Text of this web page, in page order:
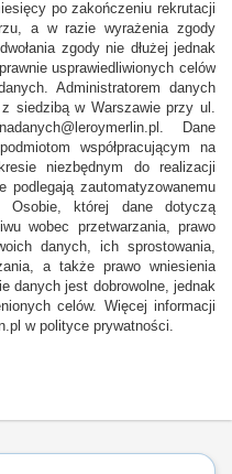
po zakończeniu rekrutacji
a w razie wyrażenia zgody
zgody nie dłużej jednak
usprawiedliwionych celów
Administratorem danych
siedzibą w Warszawie przy ul.
Dane
współpracującym na
niezbędnym do realizacji
podlegają zautomatyzowanemu
Osobie, której dane dotyczą
wobec przetwarzania, prawo
danych, ich sprostowania,
a także prawo wniesienia
danych jest dobrowolne, jednak
celów. Więcej informacji
w polityce prywatności.